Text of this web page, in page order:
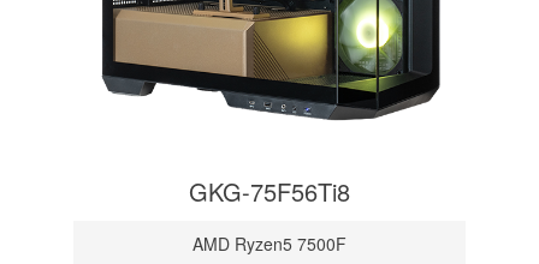
GKG-75F56Ti8
AMD Ryzen5 7500F